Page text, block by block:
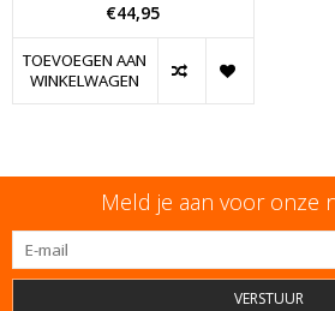
€44,95
TOEVOEGEN AAN
WINKELWAGEN
Meld je aan voor onze
VERSTUUR